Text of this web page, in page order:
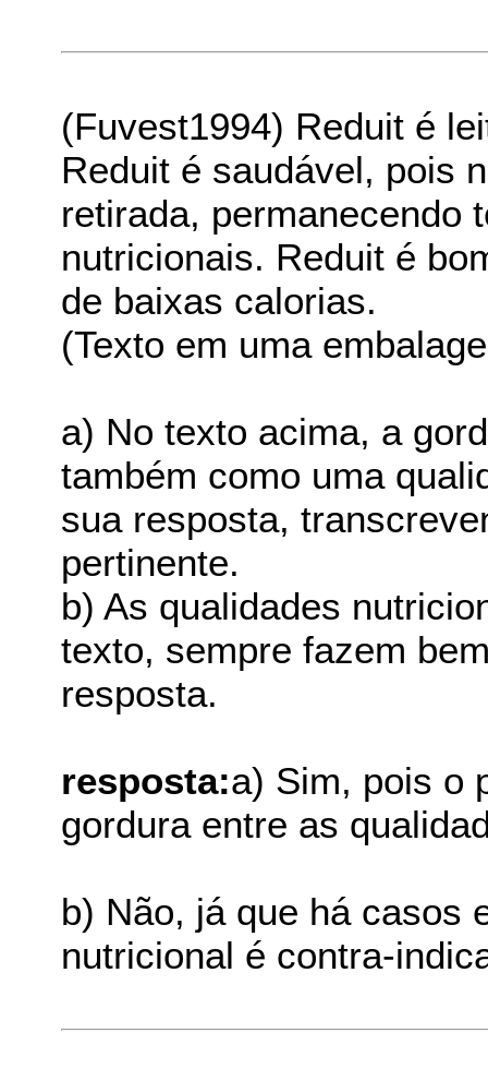
(Fuvest1994) Reduit é
Reduit é saudável, pois
retirada, permanecendo
nutricionais. Reduit é
de baixas calorias.
(Texto em uma
a) No texto acima, a
também como uma
sua resposta,
pertinente.
b) As qualidades
texto, sempre fazem
resposta.
resposta:a) Sim, pois o
gordura entre as
b) Não, já que há casos
nutricional é contra-